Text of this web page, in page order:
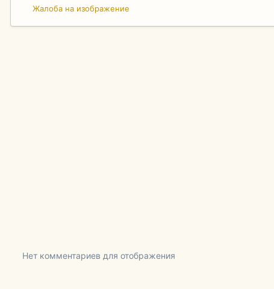
Жалоба на изображение
Нет комментариев для отображения